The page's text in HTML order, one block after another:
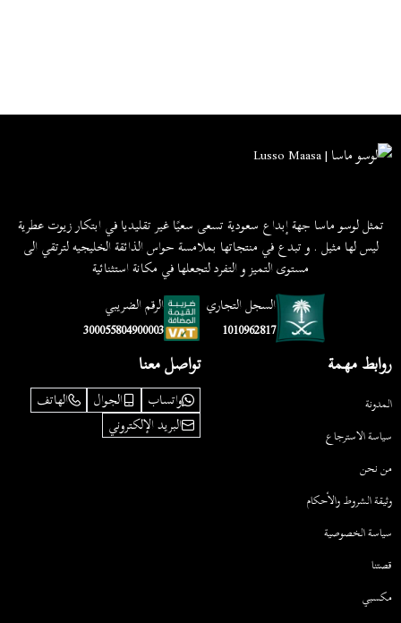
تمثل لوسو ماسا جهة إبداع سعودية تسعى سعيًا غير تقليديا في ابتكار زيوت عطرية
ليس لها مثيل . و تبدع في منتجاتها بملامسة حواس الذائقة الخليجيه لترتقي الى
مستوى التميز و التفرد لتجعلها في مكانة استثنائية
السجل التجاري
1010962817
الرقم الضريبي
300055804900003
روابط مهمة
المدونة
سياسة الاسترجاع
من نحن
وثيقة الشروط والأحكام
سياسة الخصوصية
قصتنا
مكسبي
تواصل معنا
واتساب الجوال
الهاتف
البريد الإلكتروني